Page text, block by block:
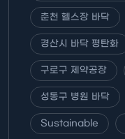
춘천 헬스장 바닥
경산시 바닥 평탄화
구로구 제약공장
성동구 병원 바닥
Sustainable